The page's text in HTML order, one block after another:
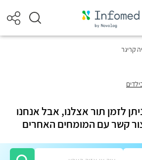
קריגר
לזמן תור אצלנו, אבל אנחנו
קשר עם המומחים האחרים